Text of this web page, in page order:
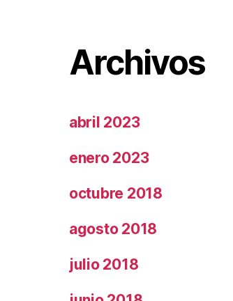
Archivos
abril 2023
enero 2023
octubre 2018
agosto 2018
julio 2018